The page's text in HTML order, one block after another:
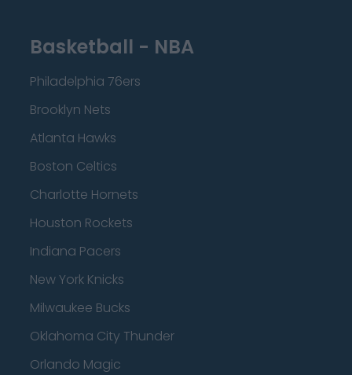
Basketball - NBA
Philadelphia 76ers
Brooklyn Nets
Atlanta Hawks
Boston Celtics
Charlotte Hornets
Houston Rockets
Indiana Pacers
New York Knicks
Milwaukee Bucks
Oklahoma City Thunder
Orlando Magic